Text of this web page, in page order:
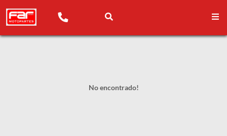
No encontrado!